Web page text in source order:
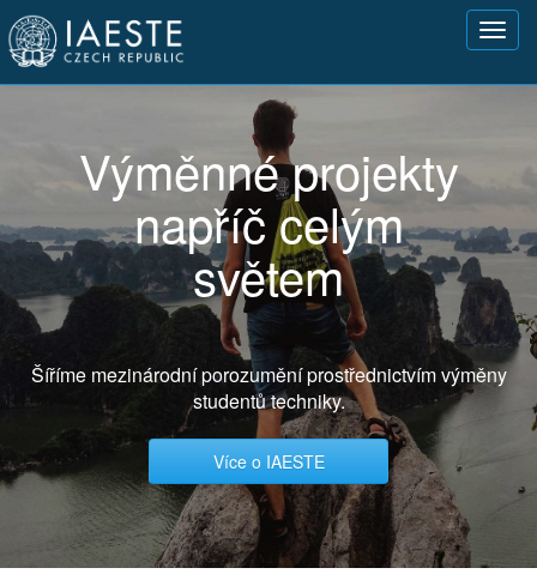
Přejít
hlavnímu
obsahu
Výměnné projekty
napříč celým
světem
Šíříme mezinárodní porozumění prostřednictvím výměny
studentů techniky.
Více o IAESTE